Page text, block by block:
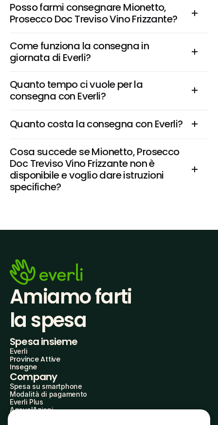
Posso farmi consegnare Mionetto,
Prosecco Doc Treviso Vino Frizzante?
Come funziona la consegna in
giornata di Everli?
Quanto tempo ci vuole per la
consegna con Everli?
Quanto costa la consegna con Everli?
Cosa succede se Mionetto, Prosecco
Doc Treviso Vino Frizzante non è
disponibile e voglio dare istruzioni
specifiche?
Amiamo farti
la spesa
Spesa insieme
Everli
Province Attive
Insegne
Company
Spesa su smartphone
Modalità di pagamento
Everli Plus
AgevolAzioni